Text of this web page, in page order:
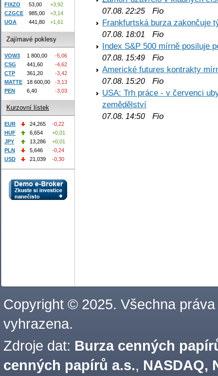
07.08. 22:25 Fio
Frankfurtská burza zakončuje
07.08. 18:01
Fio
Index S&P 500 mírně posiluje
07.08. 15:49 Fio
Americké futures kontrakty
07.08. 15:20 Fio
USA: Trh práce - v červenci
zemědělství
07.08. 14:50 Fio
FIXZO
53,00
+3,92
CZGCE
985,00
+3,14
UQA
441,80 +1,61
Zajímavé poklesy
VOW3 1 800,00
-5,06
CSG
441,60
-4,62
CTP
361,20
-3,42
MATTE
18 600,00
-3,13
PEN
6,40 -3,03
Kurzovní lístek
EUR 24,265
-0,22
HUF
6,654
+0,01
JPY
13,286
+0,01
PLN
5,646
-0,24
USD
21,039 -0,30
Copyright © 2025. Všechna práva
vyhrazena.
Zdroje dat: Burza cenných
cenných papírů a.s., NASDAQ,